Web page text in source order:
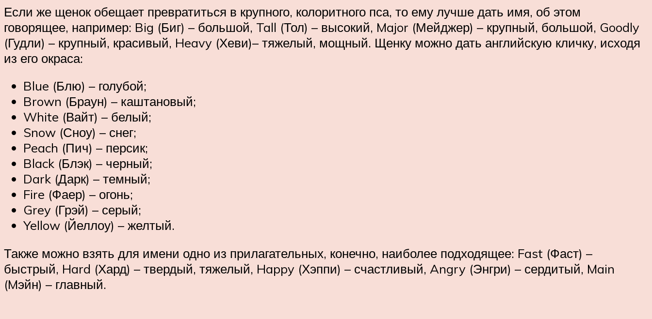
Если же щенок обещает превратиться в крупного, колоритного пса, то ему лучше дать имя, об этом
говорящее, например: Big (Биг) – большой, Tall (Тол) – высокий, Major (Мейджер) – крупный, большой, Goodly
(Гудли) – крупный, красивый, Heavy (Хеви)– тяжелый, мощный. Щенку можно дать английскую кличку, исходя
из его окраса:
Blue (Блю) – голубой;
Brown (Браун) – каштановый;
White (Вайт) – белый;
Snow (Сноу) – снег;
Peach (Пич) – персик;
Black (Блэк) – черный;
Dark (Дарк) – темный;
Fire (Фаер) – огонь;
Grey (Грэй) – серый;
Yellow (Йеллоу) – желтый.
Также можно взять для имени одно из прилагательных, конечно, наиболее подходящее: Fast (Фаст) –
быстрый, Hard (Хард) – твердый, тяжелый, Happy (Хэппи) – счастливый, Angry (Энгри) – сердитый, Main
(Mэйн) – главный.